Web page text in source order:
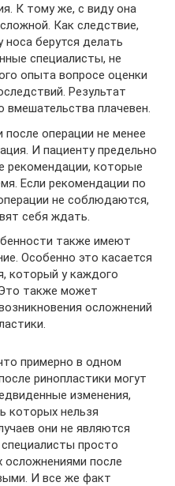
К тому же, с виду она
Как следствие,
носа берутся делать
специалисты, не
опыта вопросе оценки
Результат
вмешательства плачевен.
после операции не менее
И пациенту предельно
рекомендации, которые
Если рекомендации по
не соблюдаются,
себя ждать.
также имеют
Особенно это касается
который у каждого
также может
осложнений
примерно в одном
ринопластики могут
изменения,
которых нельзя
они не являются
просто
осложнениями после
И все же факт